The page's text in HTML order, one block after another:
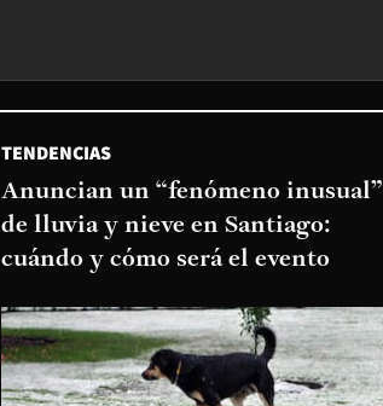
TENDENCIAS
Anuncian un “fenómeno inusual”
de lluvia y nieve en Santiago:
cuándo y cómo será el evento